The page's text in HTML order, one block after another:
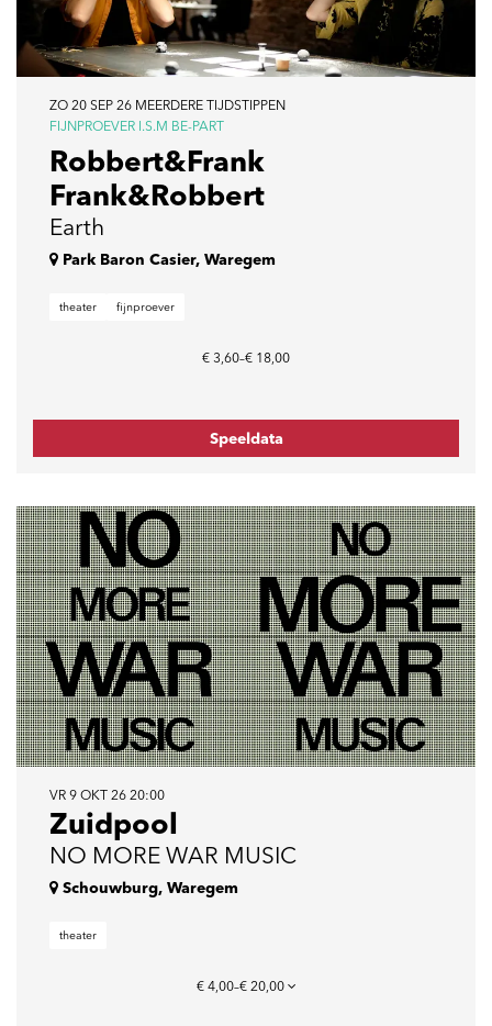
Robbert&Frank
Frank&Robbert
Earth
FIJNPROEVER I.S.M BE-PART
ZO 20 SEP 26 MEERDERE TIJDSTIPPEN
Park Baron Casier, Waregem
theater fijnproever
€ 3,60–€ 18,00
Speeldata
Zuidpool
NO MORE WAR MUSIC
VR 9 OKT 26 20:00
Schouwburg, Waregem
theater
€ 4,00–€ 20,00